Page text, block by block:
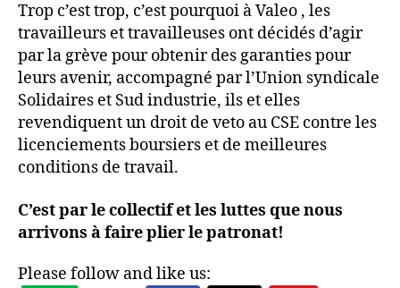
Trop c’est trop, c’est pourquoi à Valeo , les
travailleurs et travailleuses ont décidés d’agir
par la grève pour obtenir des garanties pour
leurs avenir, accompagné par l’Union syndicale
Solidaires et Sud industrie, ils et elles
revendiquent un droit de veto au CSE contre les
licenciements boursiers et de meilleures
conditions de travail.
C’est par le collectif et les luttes que nous
arrivons à faire plier le patronat!
Please follow and like us: